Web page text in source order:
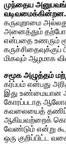
முந்தைய
வடிவமைக்கின்றன.
கருவுறாமை
அனைத்தும்
என்பதை உணரும்
கருச்சிதைவுக்குப்
மிகவும் ஆழமாக
சமூக அழுத்தம்
கர்ப்பம் என்பது
இது உண்மையான
கோரப்படாத
கவலையைத்
ஆகியவற்றைக்
வேண்டும் என்று
ஒரு குறிப்பிட்ட